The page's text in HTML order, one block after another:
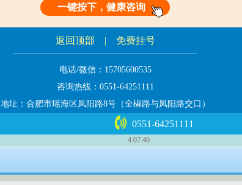
一键按下，健康咨询
返回顶部 | 免费挂号
电话/微信： 15705600535
咨询热线： 0551-64251111
地址：合肥市瑶海区凤阳路8号（全椒路与凤阳路交口）
皖ICP备05013390号-1
公安机关备案号 34010202600218
Copyright 2005~2018 wap.hfzs.com All Rights Reserved
4:07:40